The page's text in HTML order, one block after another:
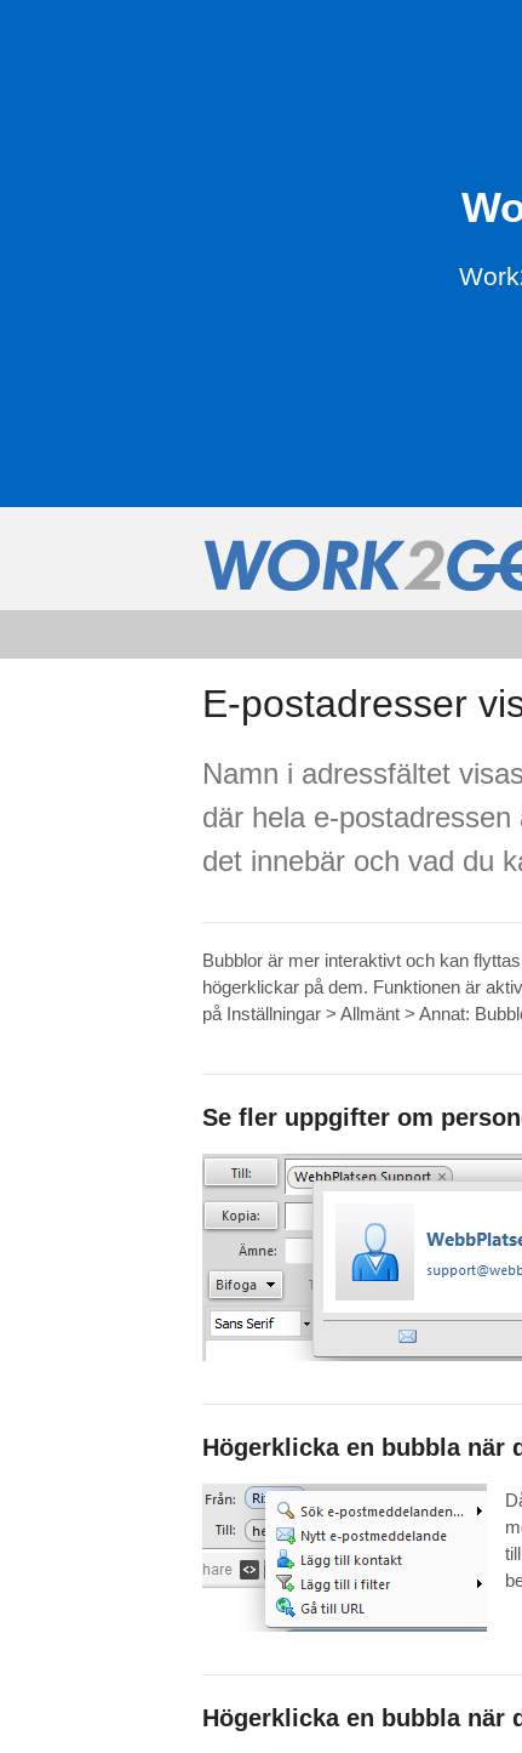
E-postadresser
Namn i adressfältet
där hela e-
det innebär och vad du
Bubblor är mer interaktivt och kan
högerklickar på dem. Funktionen är
på Inställningar > Allmänt > Annat:
Se fler uppgifter om
Högerklicka en bubbla när
Högerklicka en bubbla när